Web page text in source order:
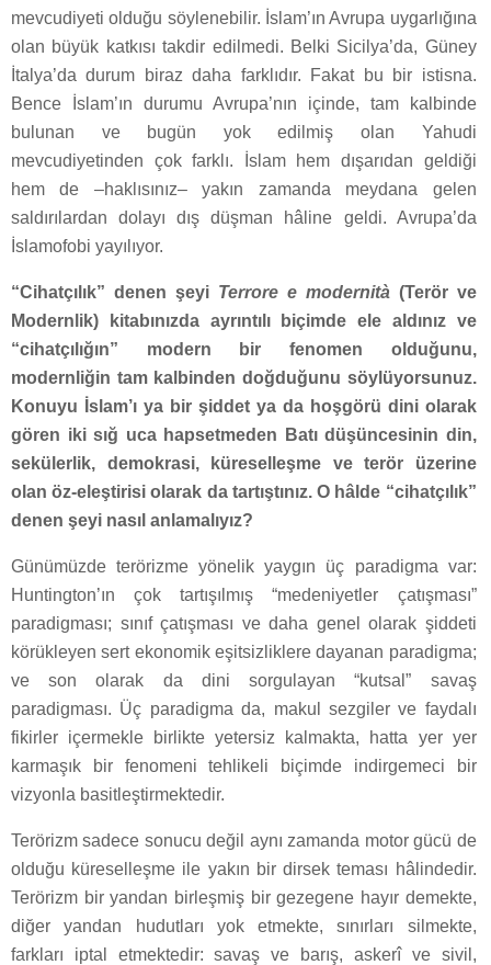
mevcudiyeti olduğu söylenebilir. İslam’ın Avrupa uygarlığına
olan büyük katkısı takdir edilmedi. Belki Sicilya’da, Güney
İtalya’da durum biraz daha farklıdır. Fakat bu bir istisna.
Bence İslam’ın durumu Avrupa’nın içinde, tam kalbinde
bulunan ve bugün yok edilmiş olan Yahudi
mevcudiyetinden çok farklı. İslam hem dışarıdan geldiği
hem de –haklısınız– yakın zamanda meydana gelen
saldırılardan dolayı dış düşman hâline geldi. Avrupa’da
İslamofobi yayılıyor.
“Cihatçılık” denen şeyi Terrore e modernità(Terör ve
Modernlik) kitabınızda ayrıntılı biçimde ele aldınız ve
“cihatçılığın” modern bir fenomen olduğunu,
modernliğin tam kalbinden doğduğunu söylüyorsunuz.
Konuyu İslam’ı ya bir şiddet ya da hoşgörü dini olarak
gören iki sığ uca hapsetmeden Batı düşüncesinin din,
sekülerlik, demokrasi, küreselleşme ve terör üzerine
olan öz-eleştirisi olarak da tartıştınız. O hâlde “cihatçılık”
denen şeyi nasıl anlamalıyız?
Günümüzde terörizme yönelik yaygın üç paradigma var:
Huntington’ın çok tartışılmış “medeniyetler çatışması”
paradigması; sınıf çatışması ve daha genel olarak şiddeti
körükleyen sert ekonomik eşitsizliklere dayanan paradigma;
ve son olarak da dini sorgulayan “kutsal” savaş
paradigması. Üç paradigma da, makul sezgiler ve faydalı
fikirler içermekle birlikte yetersiz kalmakta, hatta yer yer
karmaşık bir fenomeni tehlikeli biçimde indirgemeci bir
vizyonla basitleştirmektedir.
Terörizm sadece sonucu değil aynı zamanda motor gücü de
olduğu küreselleşme ile yakın bir dirsek teması hâlindedir.
Terörizm bir yandan birleşmiş bir gezegene hayır demekte,
diğer yandan hudutları yok etmekte, sınırları silmekte,
farkları iptal etmektedir: savaş ve barış, askerî ve sivil,